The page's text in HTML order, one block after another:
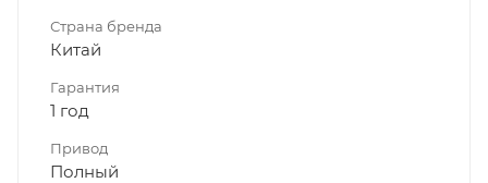
Страна бренда
Китай
Гарантия
1 год
Привод
Полный